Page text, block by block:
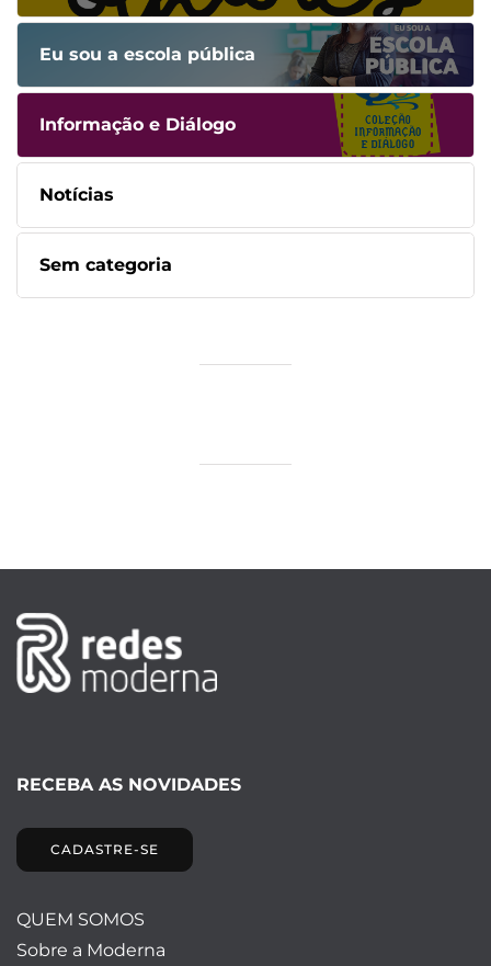
Eu sou a escola pública
Informação e Diálogo
Notícias
Sem categoria
RECEBA AS NOVIDADES
CADASTRE-SE
QUEM SOMOS
Sobre a Moderna